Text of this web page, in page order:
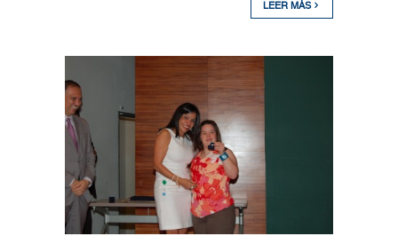
LEER MÁS